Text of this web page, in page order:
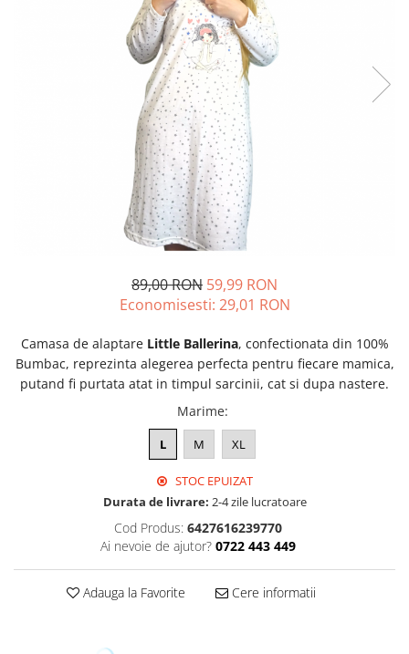
89,00 RON 59,99 RON
Economisesti: 29,01 RON
Camasa de alaptare Little Ballerina, confectionata din 100%
Bumbac, reprezinta alegerea perfecta pentru fiecare mamica,
putand fi purtata atat in timpul sarcinii, cat si dupa nastere.
Marime:
L M XL
STOC EPUIZAT
Durata de livrare: 2-4 zile lucratoare
Cod Produs: 6427616239770
Ai nevoie de ajutor? 0722 443 449
Adauga la Favorite Cere informatii